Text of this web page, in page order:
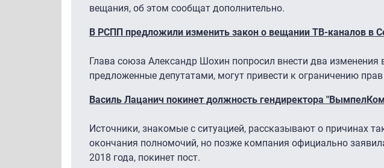
вещания, об этом сообщат дополнительно.
В РСПП предложили изменить закон о вещании ТВ-каналов в
Глава союза Александр Шохин попросил внести два
предложенные депутатами, могут привести к ограничению
Василь Лацанич покинет должность гендиректора
Источники, знакомые с ситуацией, рассказывают о причинах
окончания полномочий, но позже компания официально
2018 года, покинет пост.